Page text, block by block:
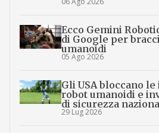
Ecco Gemini
di Google per
umanoidi
05 Ago 2026
Gli USA bloccano
robot umanoidi e
di sicurezza
29 Lug 2026